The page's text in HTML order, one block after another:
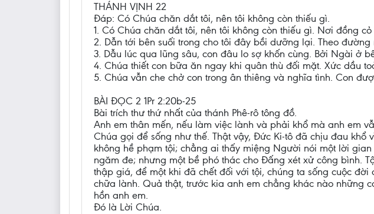
THÁNH VỊNH 22
Đáp: Có Chúa chăn dắt tôi, nên tôi không còn thiếu gì.
1. Có Chúa chăn dắt tôi, nên tôi không còn thiếu gì. Nơi đồng
2. Dẫn tới bên suối trong cho tôi đây bồi dưỡng lại. Theo
3. Dẫu lúc qua lũng sâu, con đâu lo sợ khốn cùng. Bởi Ngài ở
4. Chúa thiết con bữa ăn ngay khi quân thù đối mặt. Xức dầu
5. Chúa vẫn che chở con trong ân thiêng và nghĩa tình. Con
BÀI ĐỌC 2 1Pr 2:20b-25
Bài trích thư thứ nhất của thánh Phê-rô tông đồ.
Anh em thân mến, nếu làm việc lành và phải khổ mà anh em
Chúa gọi để sống như thế. Thật vậy, Đức Ki-tô đã chịu đau
không hề phạm tội; chẳng ai thấy miệng Người nói một lời
ngăm đe; nhưng một bề phó thác cho Đấng xét xử công bình.
thập giá, để một khi đã chết đối với tội, chúng ta sống cuộc
chữa lành. Quả thật, trước kia anh em chẳng khác nào những
hồn anh em.
Đó là Lời Chúa.